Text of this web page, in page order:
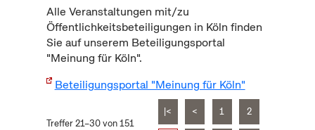
Alle Veranstaltungen mit/zu
Öffentlichkeitsbeteiligungen in Köln finden
Sie auf unserem Beteiligungsportal
"Meinung für Köln".
Beteiligungsportal "Meinung für Köln"
Treffer 21–30 von 151
|< < 1 2